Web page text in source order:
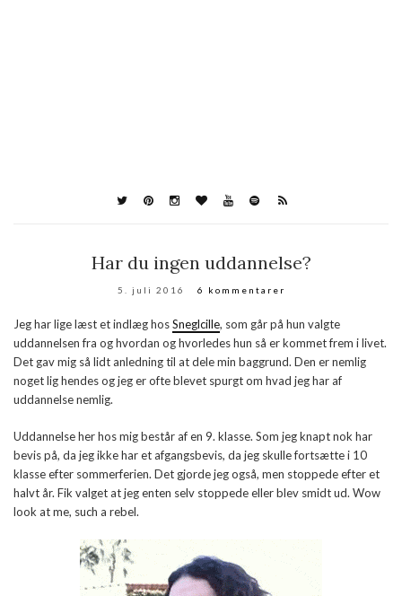
Har du ingen uddannelse?
5. juli 2016 6 kommentarer
Jeg har lige læst et indlæg hosSneglcille, som går på hun valgte
uddannelsen fra og hvordan og hvorledes hun så er kommet frem i livet.
Det gav mig så lidt anledning til at dele min baggrund. Den er nemlig
noget lig hendes og jeg er ofte blevet spurgt om hvad jeg har af
uddannelse nemlig.
Uddannelse her hos mig består af en 9. klasse. Som jeg knapt nok har
bevis på, da jeg ikke har et afgangsbevis, da jeg skulle fortsætte i 10
klasse efter sommerferien. Det gjorde jeg også, men stoppede efter et
halvt år. Fik valget at jeg enten selv stoppede eller blev smidt ud. Wow
look at me, such a rebel.